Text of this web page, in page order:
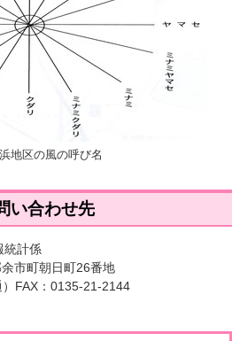
地区の風の呼び名
い合わせ先
統計係
市町朝日町26番地
）FAX：0135-21-2144